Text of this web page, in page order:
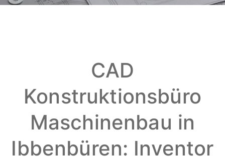
CAD
Konstruktionsbüro
Maschinenbau in
Ibbenbüren: Inventor